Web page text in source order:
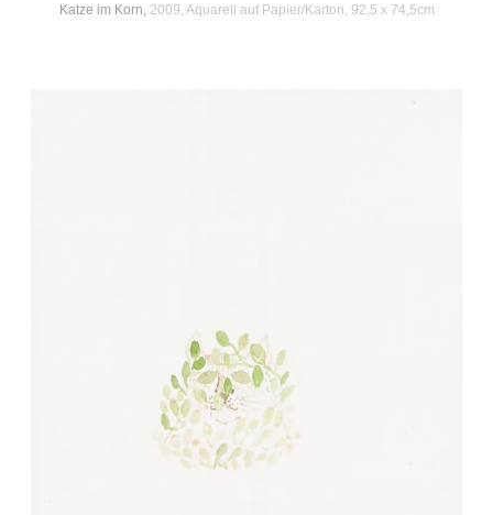
Katze im Korn, 2009, Aquarell auf Papier/Karton, 92,5 x 74,5cm